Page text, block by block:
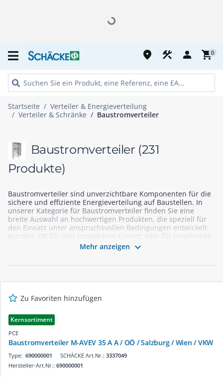
place construction person shopping_cart0
Startseite
Verteiler & Energieverteilung
Verteiler & Schränke
Baustromverteiler
Baustromverteiler (231
Produkte)
Baustromverteiler sind unverzichtbare Komponenten für die
sichere und effiziente Energieverteilung auf Baustellen. In
unserer Kategorie für Baustromverteiler finden Sie eine
breite Auswahl an hochwertigen Produkten, die speziell für
den Einsatz unter anspruchsvollen Bedingungen entwickelt
wurden. Ob für den temporären Einsatz oder für langfristige
Projekte – unsere Baustromverteiler bieten zuverlässige
Leistung und maximale Sicherheit. Entdecken Sie robuste
Mehr anzeigen 
Zu Favoriten hinzufügen
Kernsortiment
PCE
Baustromverteiler M-AVEV 35 A A / OÖ / Salzburg / Wien / VKW
SCHÄCKE Art.Nr.: 3337049
Type: 690000001
Hersteller-Art.Nr.: 690000001